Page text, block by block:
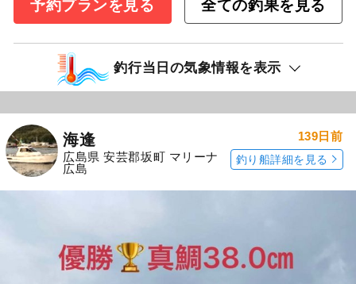
予約プランを見る
全ての釣果を見る
釣行当日の気象情報を表示
海逢
広島県 安芸郡坂町 マリーナ
広島
139日前
釣り船詳細を見る